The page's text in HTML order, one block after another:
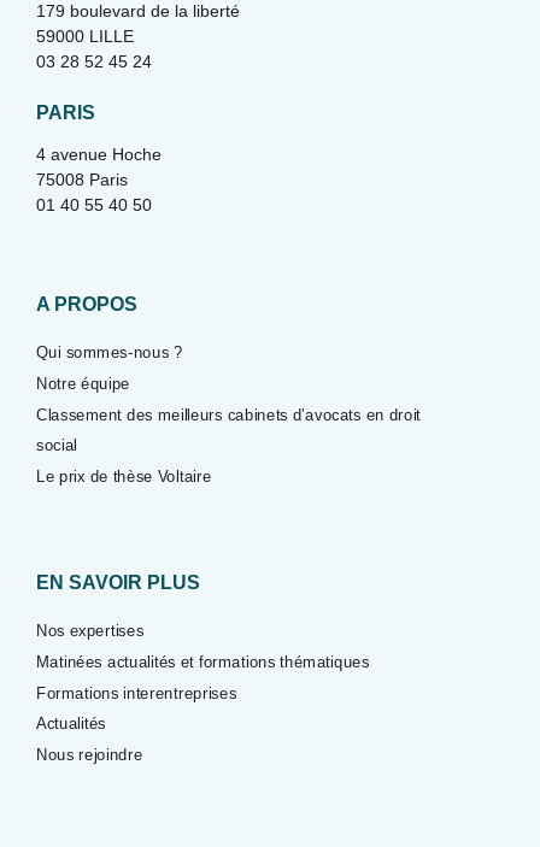
179 boulevard de la liberté
59000 LILLE
03 28 52 45 24
PARIS
4 avenue Hoche
75008 Paris
01 40 55 40 50
A PROPOS
Qui sommes-nous ?
Notre équipe
Classement des meilleurs cabinets d’avocats en droit
social
Le prix de thèse Voltaire
EN SAVOIR PLUS
Nos expertises
Matinées actualités et formations thématiques
Formations interentreprises
Actualités
Nous rejoindre